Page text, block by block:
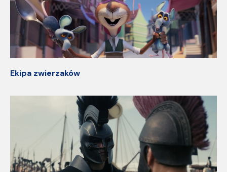
Ekipa zwierzaków